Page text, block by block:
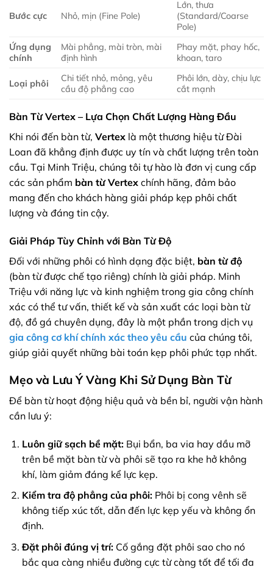
Bước cực Nhỏ, mịn (Fine Pole)
Lớn, thưa
(Standard/Coarse
Pole)
Ứng dụng
chính
Mài phẳng, mài tròn, mài
định hình
Phay mặt, phay hốc,
khoan, taro
Loại phôi
Chi tiết nhỏ, mỏng, yêu
cầu độ phẳng cao
Phôi lớn, dày, chịu lực
cắt mạnh
Bàn Từ Vertex – Lựa Chọn Chất Lượng Hàng Đầu
Khi nói đến bàn từ, Vertex là một thương hiệu từ Đài
Loan đã khẳng định được uy tín và chất lượng trên toàn
cầu. Tại Minh Triệu, chúng tôi tự hào là đơn vị cung cấp
các sản phẩm bàn từ Vertex chính hãng, đảm bảo
mang đến cho khách hàng giải pháp kẹp phôi chất
lượng và đáng tin cậy.
Giải Pháp Tùy Chỉnh với Bàn Từ Độ
Đối với những phôi có hình dạng đặc biệt, bàn từ độ
(bàn từ được chế tạo riêng) chính là giải pháp. Minh
Triệu với năng lực và kinh nghiệm trong gia công chính
xác có thể tư vấn, thiết kế và sản xuất các loại bàn từ
độ, đồ gá chuyên dụng, đây là một phần trong dịch vụ
gia công cơ khí chính xác theo yêu cầu của chúng tôi,
giúp giải quyết những bài toán kẹp phôi phức tạp nhất.
Mẹo và Lưu Ý Vàng Khi Sử Dụng Bàn Từ
Để bàn từ hoạt động hiệu quả và bền bỉ, người vận hành
cần lưu ý:
Luôn giữ sạch bề mặt:Bụi bẩn, ba via hay dầu mỡ
trên bề mặt bàn từ và phôi sẽ tạo ra khe hở không
khí, làm giảm đáng kể lực kẹp.
Kiểm tra độ phẳng của phôi:Phôi bị cong vênh sẽ
không tiếp xúc tốt, dẫn đến lực kẹp yếu và không ổn
định.
Đặt phôi đúng vị trí:Cố gắng đặt phôi sao cho nó
bắc qua càng nhiều đường cực từ càng tốt để tối đa